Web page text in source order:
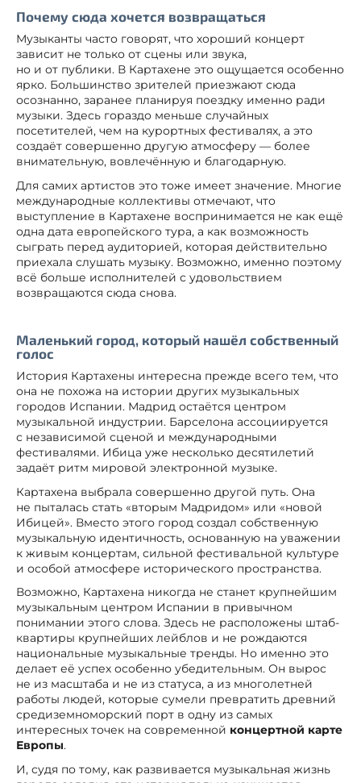
Почему сюда хочется возвращаться
Музыканты часто говорят, что хороший концерт
зависит не только от сцены или звука,
но и от публики. В Картахене это ощущается особенно
ярко. Большинство зрителей приезжают сюда
осознанно, заранее планируя поездку именно ради
музыки. Здесь гораздо меньше случайных
посетителей, чем на курортных фестивалях, а это
создаёт совершенно другую атмосферу — более
внимательную, вовлечённую и благодарную.
Для самих артистов это тоже имеет значение. Многие
международные коллективы отмечают, что
выступление в Картахене воспринимается не как ещё
одна дата европейского тура, а как возможность
сыграть перед аудиторией, которая действительно
приехала слушать музыку. Возможно, именно поэтому
всё больше исполнителей с удовольствием
возвращаются сюда снова.
Маленький город, который нашёл собственный
голос
История Картахены интересна прежде всего тем, что
она не похожа на истории других музыкальных
городов Испании. Мадрид остаётся центром
музыкальной индустрии. Барселона ассоциируется
с независимой сценой и международными
фестивалями. Ибица уже несколько десятилетий
задаёт ритм мировой электронной музыке.
Картахена выбрала совершенно другой путь. Она
не пыталась стать «вторым Мадридом» или «новой
Ибицей». Вместо этого город создал собственную
музыкальную идентичность, основанную на уважении
к живым концертам, сильной фестивальной культуре
и особой атмосфере исторического пространства.
Возможно, Картахена никогда не станет крупнейшим
музыкальным центром Испании в привычном
понимании этого слова. Здесь не расположены штаб-
квартиры крупнейших лейблов и не рождаются
национальные музыкальные тренды. Но именно это
делает её успех особенно убедительным. Он вырос
не из масштаба и не из статуса, а из многолетней
работы людей, которые сумели превратить древний
средиземноморский порт в одну из самых
интересных точек на современной концертной карте
Европы.
И, судя по тому, как развивается музыкальная жизнь